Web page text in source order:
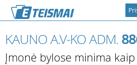
KAUNO A.V-KO ADM.
Įmonė bylose minima kaip